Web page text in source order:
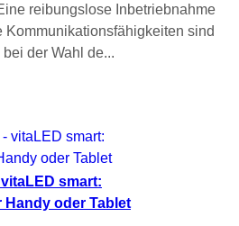
reibungslose Inbetriebnahme
sind
der Wahl de...
smart:
oder Tablet